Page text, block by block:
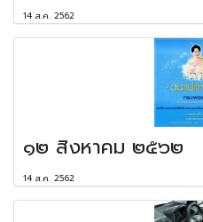
14 ส.ค. 2562
๑๒ สิงหาคม ๒๕๖๒
14 ส.ค. 2562